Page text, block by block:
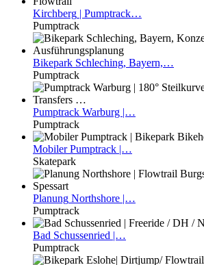
Kirchberg | Pumptrack…
Pumptrack
Bikepark Schleching, Bayern,…
Pumptrack
Pumptrack Warburg |…
Pumptrack
MobilerPumptrack |…
Skatepark
Planung Northshore |…
Pumptrack
Bad Schussenried |…
Pumptrack